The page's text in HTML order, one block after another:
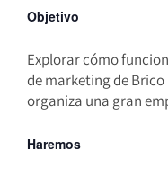
Objetivo
Explorar cómo
de marketing de
organiza una gran
Haremos